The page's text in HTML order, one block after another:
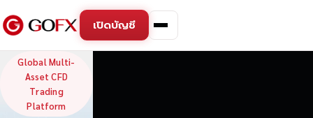
เปิดบัญชี
GoFX — Global Multi-
Global Multi-
Asset CFD
Trading
Platform